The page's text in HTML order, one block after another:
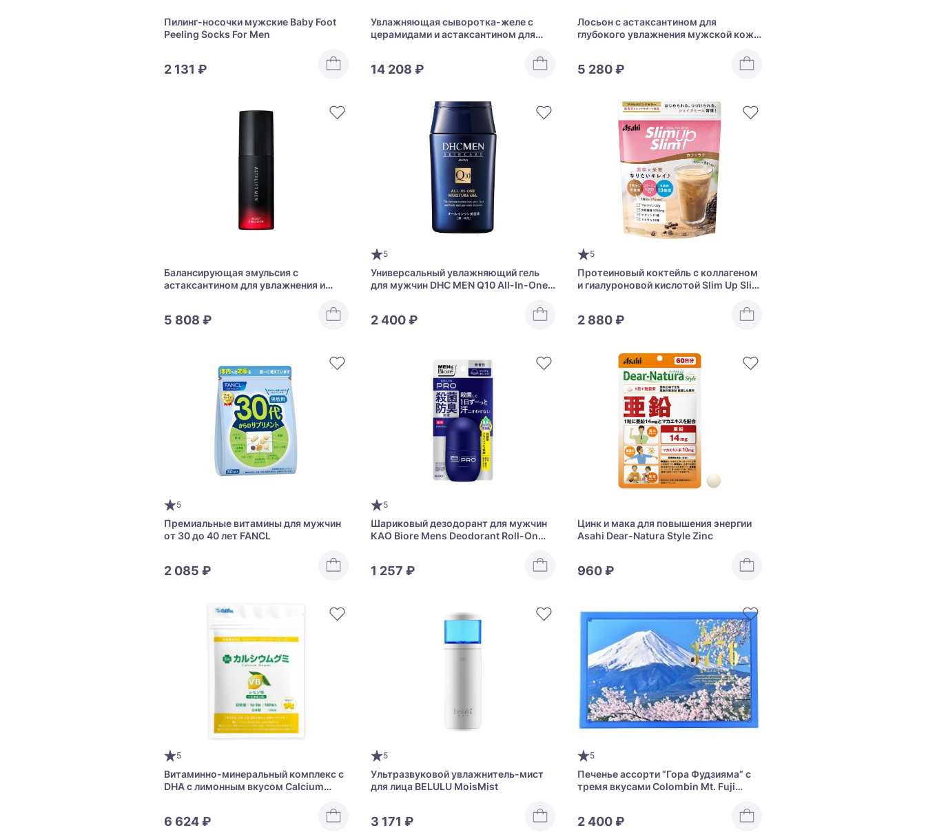
Пилинг-носочки мужские Baby Foot
Peeling Socks For Men
2 131 ₽
Увлажняющая сыворотка-желе с
церамидами и астаксантином для
14 208 ₽
Лосьон с астаксантином для
глубокого увлажнения мужской кожи
5 280 ₽
Балансирующая эмульсия с
астаксантином для увлажнения и
5 808 ₽
5
Универсальный увлажняющий гель
для мужчин DHC MEN Q10 All-In-One
2 400 ₽
5
Протеиновый коктейль с коллагеном
и гиалуроновой кислотой Slim Up Slim
2 880 ₽
5
Премиальные витамины для мужчин
от 30 до 40 лет FANCL
2 085 ₽
5
Шариковый дезодорант для мужчин
КАО Biore Mens Deodorant Roll-Оn
1 257 ₽
Цинк и мака для повышения энергии
Asahi Dear-Natura Style Zinc
960 ₽
5
Витаминно-минеральный комплекс с
DHA с лимонным вкусом Calcium
6 624 ₽
5
Ультразвуковой увлажнитель-мист
для лица BELULU MoisMist
3 171 ₽
5
Печенье ассорти “Гора Фудзияма” с
тремя вкусами Colombin Mt. Fuji
2 400 ₽